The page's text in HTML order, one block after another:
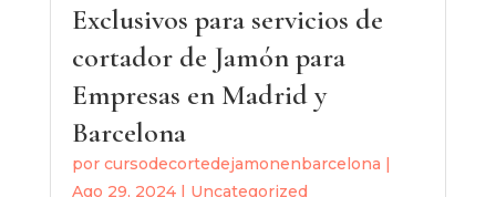
Exclusivos para servicios de
cortador de Jamón para
Empresas en Madrid y
Barcelona
por cursodecortedejamonenbarcelona |
Ago 29, 2024| Uncategorized